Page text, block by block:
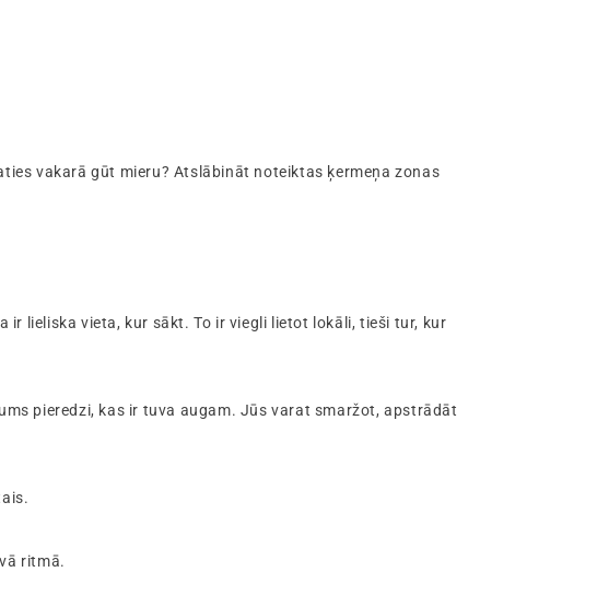
vakarā gūt mieru? Atslābināt noteiktas ķermeņa zonas
ir lieliska vieta, kur sākt. To ir viegli lietot lokāli, tieši tur, kur
pieredzi, kas ir tuva augam. Jūs varat smaržot, apstrādāt
ritmā.